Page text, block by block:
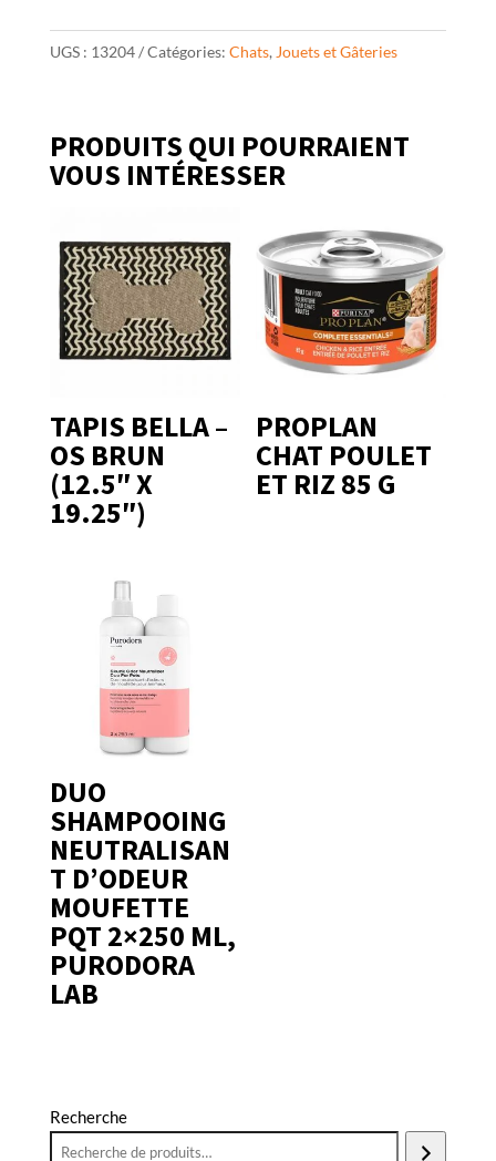
UGS : 13204 Catégories: Chats, Jouets et Gâteries
PRODUITS QUI POURRAIENT
VOUS INTÉRESSER
TAPIS BELLA –
OS BRUN
(12.5″ X
19.25″)
PROPLAN
CHAT POULET
ET RIZ 85 G
DUO
SHAMPOOING
NEUTRALISAN
T D’ODEUR
MOUFETTE
PQT 2×250 ML,
PURODORA
LAB
Recherche